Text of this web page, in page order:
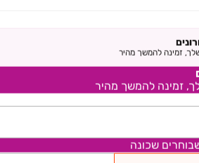
זמינה להמשך מהיר
זמינה להמשך מהיר
שכונה